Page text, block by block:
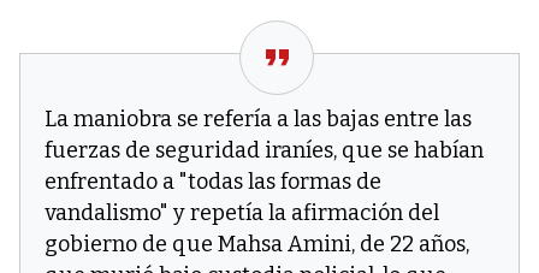
La maniobra se refería a las bajas entre las
fuerzas de seguridad iraníes, que se habían
enfrentado a "todas las formas de
vandalismo" y repetía la afirmación del
gobierno de que Mahsa Amini, de 22 años,